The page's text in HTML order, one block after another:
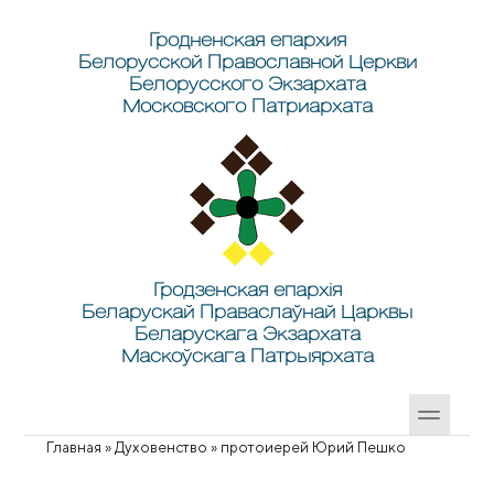
Гродненская епархия
Белорусской Православной Церкви
Белорусского Экзархата
Московского Патриархата
Гродзенская епархія
Беларускай Праваслаўнай Царквы
Беларускага Экзархата
Маскоўскага Патрыярхата
Вы здесь
Главная »Духовенство » протоиерей Юрий Пешко